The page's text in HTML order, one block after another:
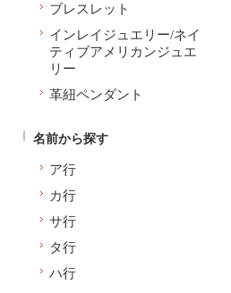
ブレスレット
インレイジュエリー/ネイ
ティブアメリカンジュエ
リー
革紐ペンダント
名前から探す
ア行
カ行
サ行
タ行
ハ行